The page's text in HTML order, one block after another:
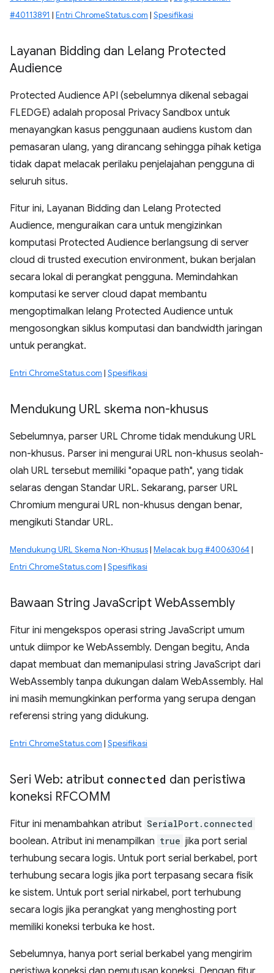
#40113891 | Entri ChromeStatus.com | Spesifikasi
Layanan Bidding dan Lelang Protected
Audience
Protected Audience API (sebelumnya dikenal sebagai
FLEDGE) adalah proposal Privacy Sandbox untuk
menayangkan kasus penggunaan audiens kustom dan
pemasaran ulang, yang dirancang sehingga pihak ketiga
tidak dapat melacak perilaku penjelajahan pengguna di
seluruh situs.
Fitur ini, Layanan Bidding dan Lelang Protected
Audience, menguraikan cara untuk mengizinkan
komputasi Protected Audience berlangsung di server
cloud di trusted execution environment, bukan berjalan
secara lokal di perangkat pengguna. Memindahkan
komputasi ke server cloud dapat membantu
mengoptimalkan lelang Protected Audience untuk
mengosongkan siklus komputasi dan bandwidth jaringan
untuk perangkat.
Entri ChromeStatus.com | Spesifikasi
Mendukung URL skema non-khusus
Sebelumnya, parser URL Chrome tidak mendukung URL
non-khusus. Parser ini mengurai URL non-khusus seolah-
olah URL tersebut memiliki "opaque path", yang tidak
selaras dengan Standar URL. Sekarang, parser URL
Chromium mengurai URL non-khusus dengan benar,
mengikuti Standar URL.
Mendukung URL Skema Non-Khusus| Melacak bug #40063064 |
Entri ChromeStatus.com | Spesifikasi
Bawaan String JavaScript WebAssembly
Fitur ini mengekspos operasi string JavaScript umum
untuk diimpor ke WebAssembly. Dengan begitu, Anda
dapat membuat dan memanipulasi string JavaScript dari
WebAssembly tanpa dukungan dalam WebAssembly. Hal
ini masih memungkinkan performa yang serupa dengan
referensi string yang didukung.
Entri ChromeStatus.com | Spesifikasi
Seri Web: atribut connected dan peristiwa
koneksi RFCOMM
Fitur ini menambahkan atribut SerialPort.connected
boolean. Atribut ini menampilkan true jika port serial
terhubung secara logis. Untuk port serial berkabel, port
terhubung secara logis jika port terpasang secara fisik
ke sistem. Untuk port serial nirkabel, port terhubung
secara logis jika perangkat yang menghosting port
memiliki koneksi terbuka ke host.
Sebelumnya, hanya port serial berkabel yang mengirim